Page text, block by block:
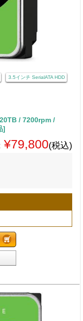
3.5インチ SerialATA HDD
/ 7200rpm /
]
¥79,800(税込)